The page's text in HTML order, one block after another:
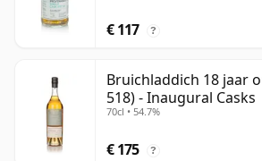
€ 117 ?
Bruichladdich 18 jaar
518) - Inaugural Casks
70cl • 54.7%
€ 175 ?